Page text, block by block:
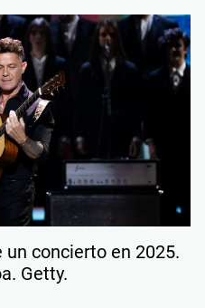
concierto en 2025.
Getty.